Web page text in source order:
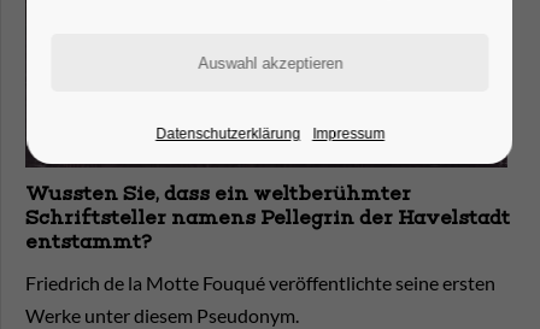
Wussten Sie, dass ein weltberühmter
Schriftsteller namens Pellegrin der Havelstadt
entstammt?
Friedrich de la Motte Fouqué veröffentlichte seine ersten
Werke unter diesem Pseudonym.
Datenschutzerklärung Impressum